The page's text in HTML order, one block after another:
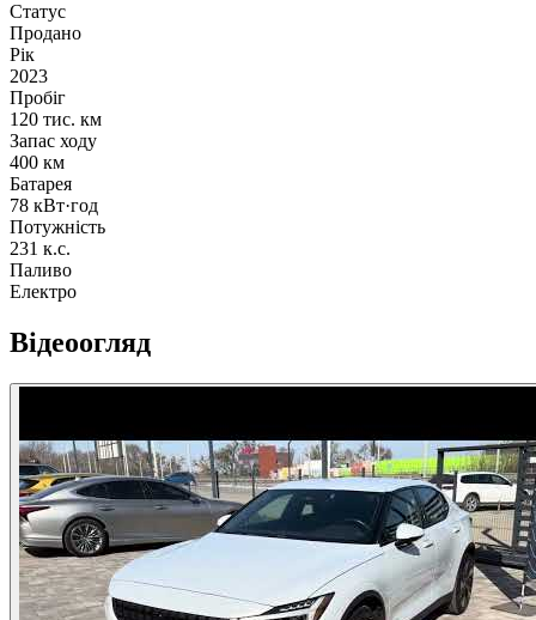
Статус
Продано
Рік
2023
Пробіг
120 тис. км
Запас ходу
400 км
Батарея
78 кВт·год
Потужність
231 к.с.
Паливо
Електро
Відеоогляд